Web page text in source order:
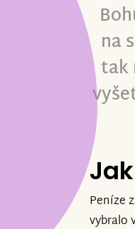
na
tak
Peníze
vybralo